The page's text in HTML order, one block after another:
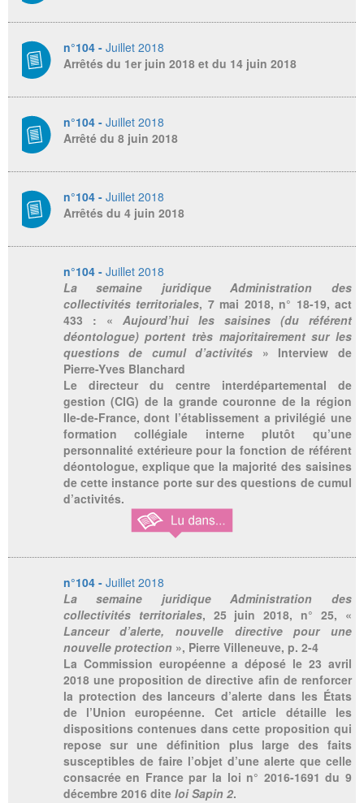
n°104 - Juillet 2018
Arrêtés du 1er juin 2018 et du 14 juin 2018
n°104 - Juillet 2018
Arrêté du 8 juin 2018
n°104 - Juillet 2018
Arrêtés du 4 juin 2018
n°104 - Juillet 2018
La semaine juridique Administration des
collectivités territoriales, 7 mai 2018, n° 18-19, act
433 : « Aujourd’hui les saisines (du référent
déontologue) portent très majoritairement sur les
questions de cumul d’activités » Interview de
Pierre-Yves Blanchard
Le directeur du centre interdépartemental de
gestion (CIG) de la grande couronne de la région
Ile-de-France, dont l’établissement a privilégié une
formation collégiale interne plutôt qu’une
personnalité extérieure pour la fonction de référent
déontologue, explique que la majorité des saisines
de cette instance porte sur des questions de cumul
d’activités.
n°104 - Juillet 2018
La semaine juridique Administration des
collectivités territoriales, 25 juin 2018, n° 25, «
Lanceur d’alerte, nouvelle directive pour une
nouvelle protection », Pierre Villeneuve, p. 2-4
La Commission européenne a déposé le 23 avril
2018 une proposition de directive afin de renforcer
la protection des lanceurs d’alerte dans les États
de l’Union européenne. Cet article détaille les
dispositions contenues dans cette proposition qui
repose sur une définition plus large des faits
susceptibles de faire l’objet d’une alerte que celle
consacrée en France par la loi n° 2016-1691 du 9
décembre 2016 dite loi Sapin 2.